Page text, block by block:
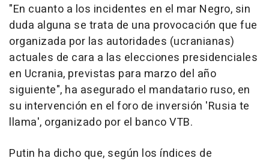
"En cuanto a los incidentes en el mar Negro, sin
duda alguna se trata de una provocación que fue
organizada por las autoridades (ucranianas)
actuales de cara a las elecciones presidenciales
en Ucrania, previstas para marzo del año
siguiente", ha asegurado el mandatario ruso, en
su intervención en el foro de inversión 'Rusia te
llama', organizado por el banco VTB.
Putin ha dicho que, según los índices de